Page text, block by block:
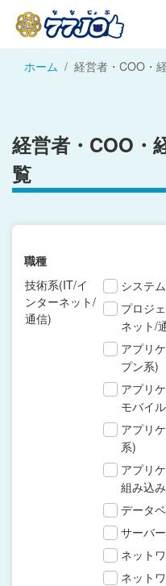
ホーム 経営者・COO・
経営者・COO・
覧
職種
技術系(IT/イ
ンターネット/
通信)
システ
プロジ
ネット/
アプリ
プン系)
アプリ
モバイ
アプリ
系)
アプリ
組み込
データ
サーバ
ネット
ネット